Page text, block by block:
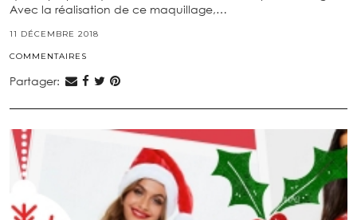
Avec la réalisation de ce maquillage,…
11 DÉCEMBRE 2018
COMMENTAIRES
Partager: